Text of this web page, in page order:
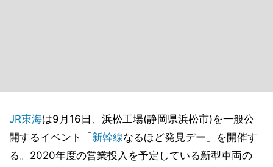
JR東海は9月16日、浜松工場(静岡県浜松市)を一般公
開するイベント「 新幹線なるほど発見デー」を開催す
る。2020年度の営業投入を予定している新型車両の